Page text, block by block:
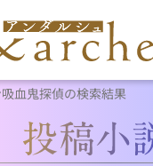
血鬼探偵の検索結果